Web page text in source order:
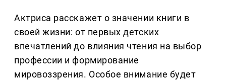
Актриса расскажет о значении книги в
своей жизни: от первых детских
впечатлений до влияния чтения на выбор
профессии и формирование
мировоззрения. Особое внимание будет